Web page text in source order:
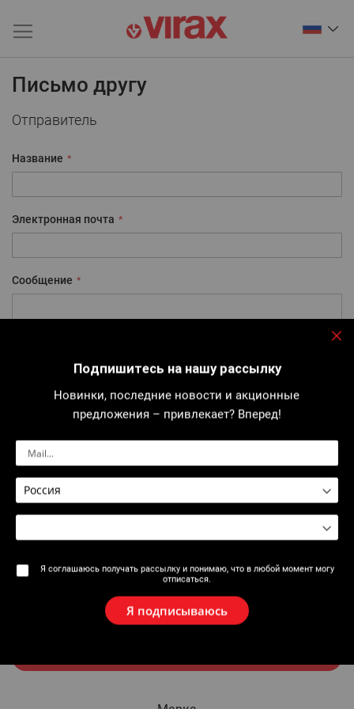
Письмо другу
Отправитель
Название
Электронная почта
Сообщение
Название
Электронная почта
Добавить гостя
Подпишитесь на нашу рассылку
Новинки, последние новости и акционные
предложения – привлекает? Вперед!
Я соглашаюсь получать рассылку и понимаю, что в любой момент могу
отписаться.
Я подписываюсь